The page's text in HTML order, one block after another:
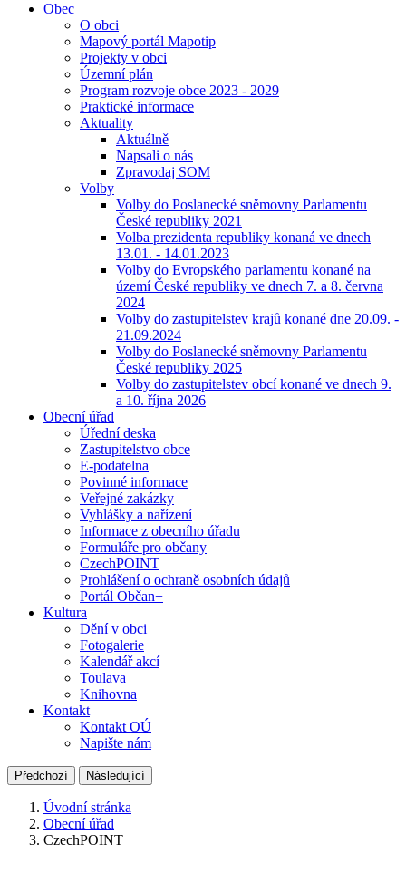
Obec
O obci
Mapový portál Mapotip
Projekty v obci
Územní plán
Program rozvoje obce 2023 - 2029
Praktické informace
Aktuality
Aktuálně
Napsali o nás
Zpravodaj SOM
Volby
Volby do Poslanecké sněmovny Parlamentu
České republiky 2021
Volba prezidenta republiky konaná ve dnech
13.01. - 14.01.2023
Volby do Evropského parlamentu konané na
území České republiky ve dnech 7. a 8. června
2024
Volby do zastupitelstev krajů konané dne 20.09. -
21.09.2024
Volby do Poslanecké sněmovny Parlamentu
České republiky 2025
Volby do zastupitelstev obcí konané ve dnech 9.
a 10. října 2026
Obecní úřad
Úřední deska
Zastupitelstvo obce
E-podatelna
Povinné informace
Veřejné zakázky
Vyhlášky a nařízení
Informace z obecního úřadu
Formuláře pro občany
CzechPOINT
Prohlášení o ochraně osobních údajů
Portál Občan+
Kultura
Dění v obci
Fotogalerie
Kalendář akcí
Toulava
Knihovna
Kontakt
Kontakt OÚ
Napište nám
Předchozí Následující
Úvodní stránka
Obecní úřad
CzechPOINT